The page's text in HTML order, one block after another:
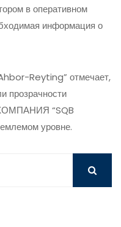
в оперативном
информация о
Reyting” отмечает,
прозрачности
“SQB
уровне.